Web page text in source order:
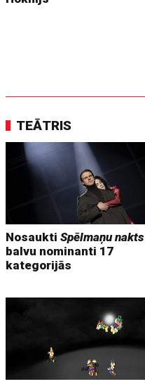
TEĀTRIS
NosauktiSpēlmaņu nakts
balvu nominanti 17
kategorijās